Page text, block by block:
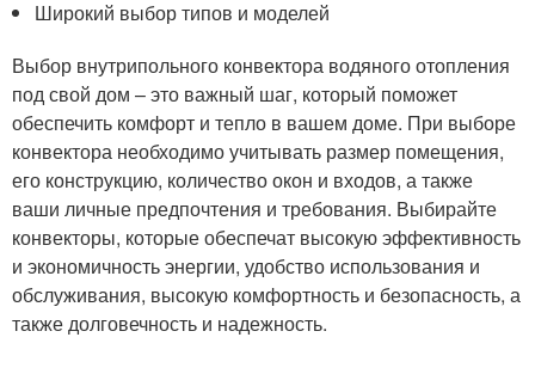
Широкий выбор типов и моделей
Выбор внутрипольного конвектора водяного отопления
под свой дом – это важный шаг, который поможет
обеспечить комфорт и тепло в вашем доме. При выборе
конвектора необходимо учитывать размер помещения,
его конструкцию, количество окон и входов, а также
ваши личные предпочтения и требования. Выбирайте
конвекторы, которые обеспечат высокую эффективность
и экономичность энергии, удобство использования и
обслуживания, высокую комфортность и безопасность, а
также долговечность и надежность.